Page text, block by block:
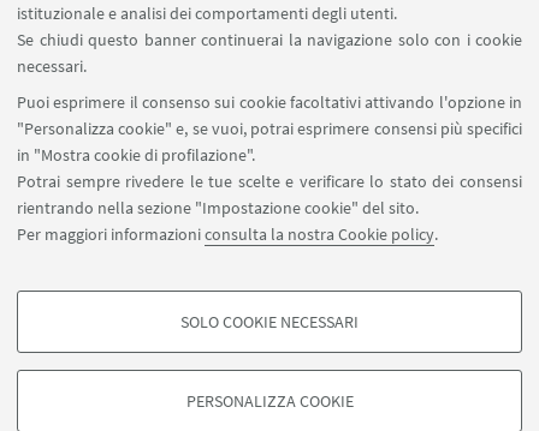
istituzionale e analisi dei comportamenti degli utenti.
Se chiudi questo banner continuerai la navigazione solo con i cookie
necessari.
Puoi esprimere il consenso sui cookie facoltativi attivando l'opzione in
"Personalizza cookie" e, se vuoi, potrai esprimere consensi più specifici
in "Mostra cookie di profilazione".
Potrai sempre rivedere le tue scelte e verificare lo stato dei consensi
rientrando nella sezione "Impostazione cookie" del sito.
Per maggiori informazioniconsulta la nostra Cookie policy.
COOKIE DI PROFILAZIONE - FACOLTATIVI
degli utenti, creare profili in base al loro comportamento sul sito, per analisi
SOLO COOKIE NECESSARI
PERSONALIZZA COOKIE
“BIP – Hortus Spinozanum: Philosophy in a
Time of Crisis”
HS Locandina[ .pdf 5326Kb ]
Contatti